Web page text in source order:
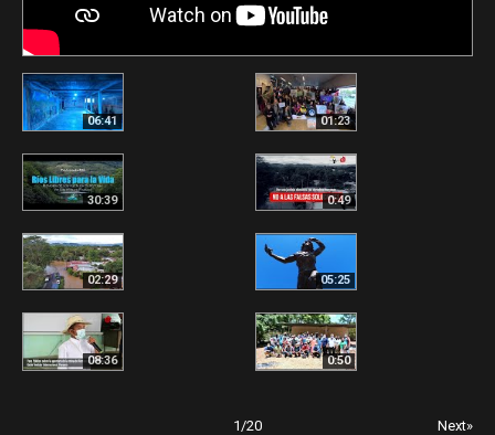
06:41 01:23
30:39 0:49
02:29 05:25
08:36 0:50
1 /20 Next»